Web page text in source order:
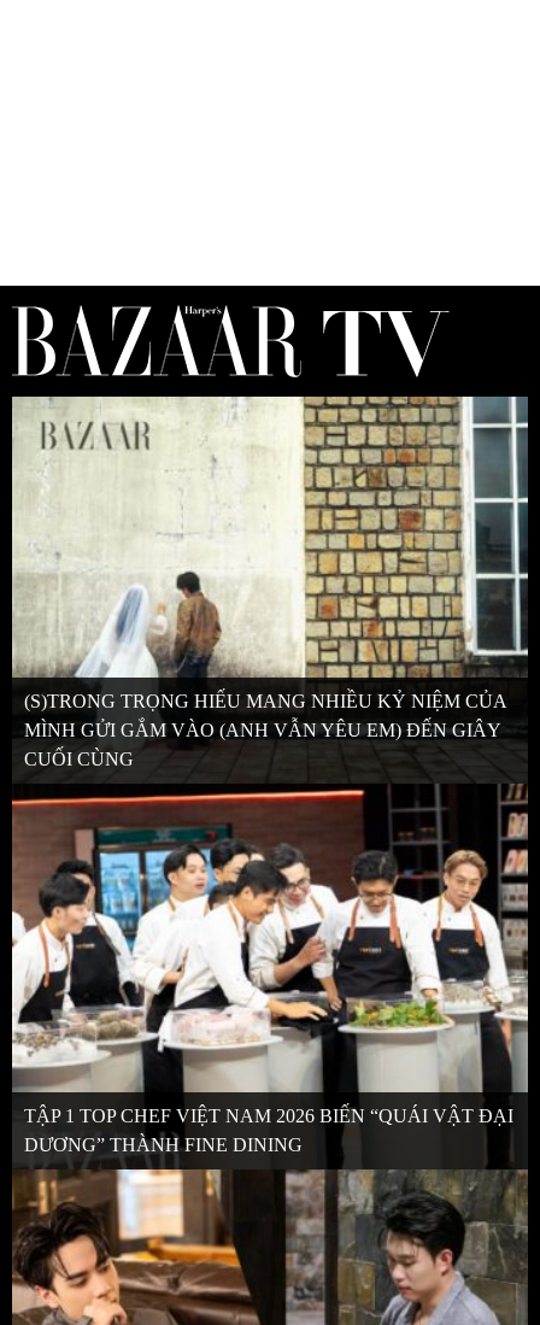
(S)TRONG TRỌNG HIẾU MANG NHIỀU KỶ NIỆM CỦA
MÌNH GỬI GẮM VÀO (ANH VẪN YÊU EM) ĐẾN GIÂY
CUỐI CÙNG
TẬP 1 TOP CHEF VIỆT NAM 2026 BIẾN “QUÁI VẬT ĐẠI
DƯƠNG” THÀNH FINE DINING